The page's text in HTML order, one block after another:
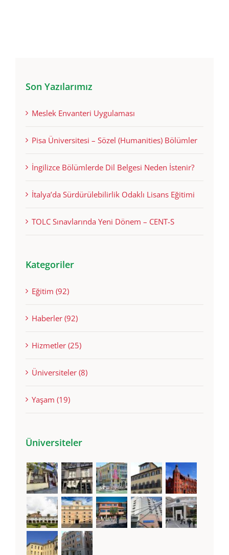
Son Yazılarımız
Meslek Envanteri Uygulaması
Pisa Üniversitesi – Sözel (Humanities) Bölümler
İngilizce Bölümlerde Dil Belgesi Neden İstenir?
İtalya’da Sürdürülebilirlik Odaklı Lisans Eğitimi
TOLC Sınavlarında Yeni Dönem – CENT-S
Kategoriler
Eğitim (92)
Haberler (92)
Hizmetler (25)
Üniversiteler (8)
Yaşam (19)
Üniversiteler